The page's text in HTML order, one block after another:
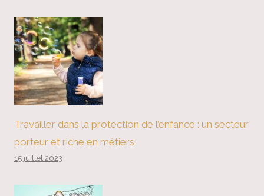
Travailler dans la protection de l’enfance : un secteur
porteur et riche en métiers
15 juillet 2023